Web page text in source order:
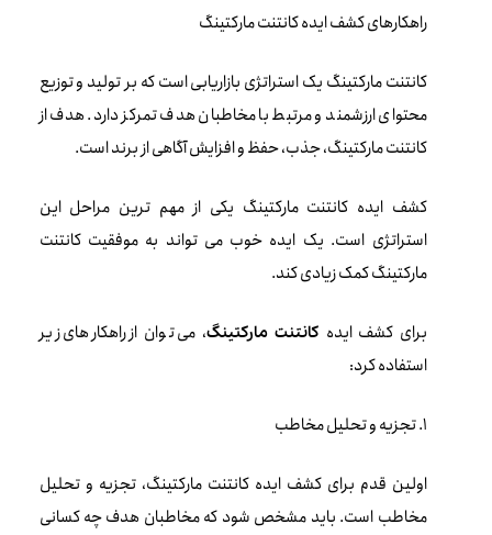
راهکارهای کشف ایده کانتنت مارکتینگ
کانتنت مارکتینگ یک استراتژی بازاریابی است که بر تولید و توزیع
محتوای ارزشمند و مرتبط با مخاطبان هدف تمرکز دارد. هدف از
کانتنت مارکتینگ، جذب، حفظ و افزایش آگاهی از برند است.
کشف ایده کانتنت مارکتینگ یکی از مهم ترین مراحل این
استراتژی است. یک ایده خوب می تواند به موفقیت کانتنت
مارکتینگ کمک زیادی کند.
برای کشف ایده کانتنت مارکتینگ، می توان از راهکارهای زیر
استفاده کرد:
1. تجزیه و تحلیل مخاطب
اولین قدم برای کشف ایده کانتنت مارکتینگ، تجزیه و تحلیل
مخاطب است. باید مشخص شود که مخاطبان هدف چه کسانی